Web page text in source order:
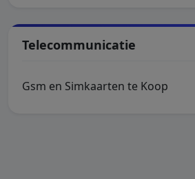
Telecommunicatie
Gsm en Simkaarten te Koop